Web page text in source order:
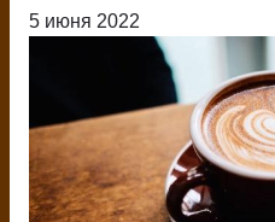
5 июня 2022